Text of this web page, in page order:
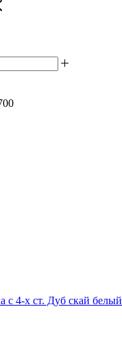
4-х ст. Дуб скай белый